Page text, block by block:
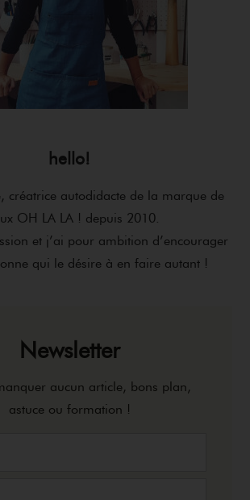
hello!
créatrice autodidacte de la marque de
OH LA LA ! depuis 2010.
et j’ai pour ambition d’encourager
qui le désire à en faire autant !
Newsletter
aucun article, bons plan,
astuce ou formation !